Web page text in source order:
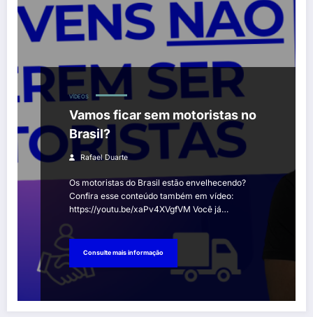
VÍDEOS
Vamos ficar sem motoristas no
Brasil?
Rafael Duarte
Os motoristas do Brasil estão envelhecendo?
Confira esse conteúdo também em vídeo:
https://youtu.be/xaPv4XVgfVM Você já…
Consulte mais informação